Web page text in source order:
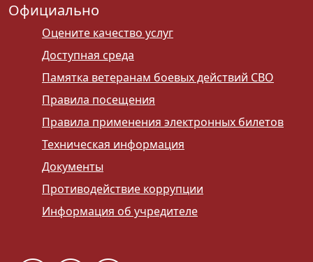
Официально
Оцените качество услуг
Доступная среда
Памятка ветеранам боевых действий СВО
Правила посещения
Правила применения электронных билетов
Техническая информация
Документы
Противодействие коррупции
Информация об учредителе